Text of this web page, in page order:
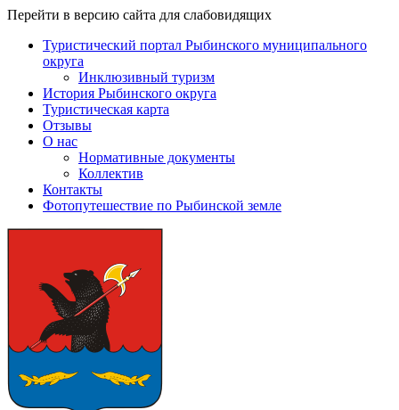
Перейти в версию сайта для слабовидящих
Туристический портал Рыбинского муниципального
округа
Инклюзивный туризм
История Рыбинского округа
Туристическая карта
Отзывы
О нас
Нормативные документы
Коллектив
Контакты
Фотопутешествие по Рыбинской земле